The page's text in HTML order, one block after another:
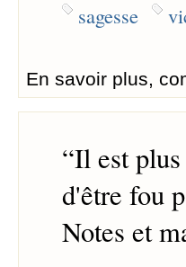
sagesse
En savoir plus,
“Il est
d'être fou
Notes et